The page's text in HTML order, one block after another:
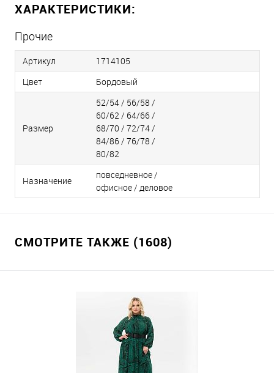
ХАРАКТЕРИСТИКИ:
Прочие
Артикул
1714105
Цвет
Бордовый
Размер
52/54 / 56/58 /
60/62 / 64/66 /
68/70 / 72/74 /
84/86 / 76/78 /
80/82
Назначение
повседневное /
офисное / деловое
СМОТРИТЕ ТАКЖЕ (1608)